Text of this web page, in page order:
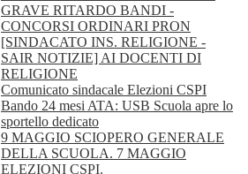
GRAVE RITARDO BANDI -
CONCORSI ORDINARI PRON
[SINDACATO INS. RELIGIONE -
SAIR NOTIZIE] AI DOCENTI DI
RELIGIONE
Comunicato sindacale Elezioni CSPI
Bando 24 mesi ATA: USB Scuola apre lo
sportello dedicato
9 MAGGIO SCIOPERO GENERALE
DELLA SCUOLA. 7 MAGGIO
ELEZIONI CSPI.